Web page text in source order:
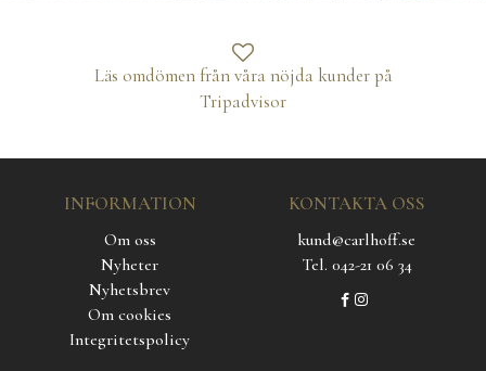
Läs omdömen från våra nöjda kunder på
Tripadvisor
INFORMATION
Om oss
Nyheter
Nyhetsbrev
Om cookies
Integritetspolicy
KONTAKTA OSS
kund@carlhoff.se
Tel. 042-21 06 34